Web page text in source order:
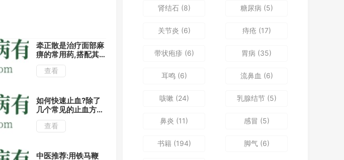
牵正散是治疗面部麻
痹的常用药,搭配其
他中药能治疗多种疾
病!查看
如何快速止血?除了
几个常见的止血方
法,还可用地榆外敷
促进伤口痊愈!
查看
中医推荐:用铁马鞭
肾结石(8) 糖尿病 (5)
关节炎 (6) 痔疮 (17)
带状疱疹 (6) 胃病 (35)
耳鸣(6) 流鼻血 (6)
咳嗽 (24) 乳腺结节(5)
鼻炎 (11) 感冒 (5)
书籍(194) 脚气(6)